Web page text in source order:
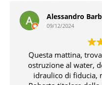
Alessandro
09/12/2024
Questa mattina,
ostruzione al water,
idraulico di fiducia,